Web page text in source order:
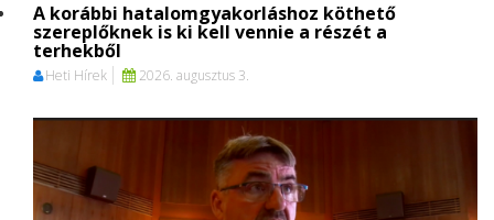
A korábbi hatalomgyakorláshoz köthető
szereplőknek is ki kell vennie a részét a
terhekből
Heti Hírek 2026. augusztus 3.